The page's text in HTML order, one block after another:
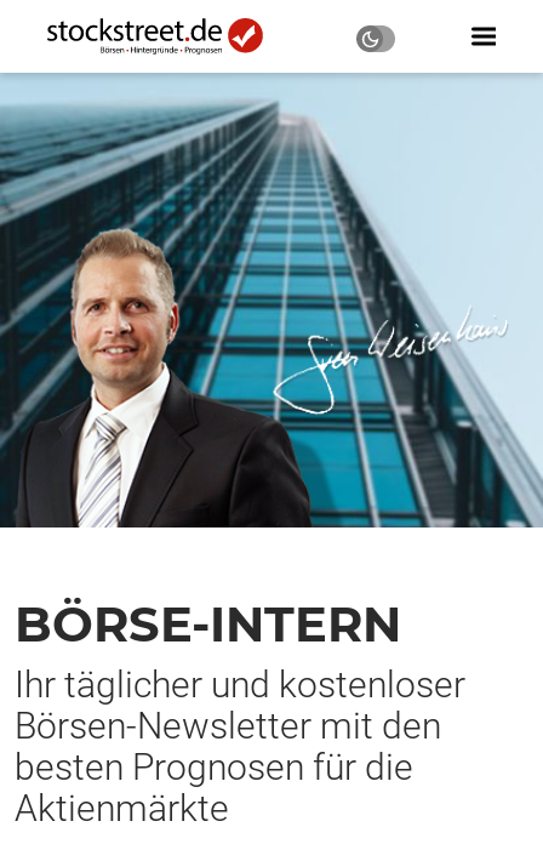
BÖRSE-INTERN
Ihr täglicher und kostenloser
Börsen-Newsletter mit den
besten Prognosen für die
Aktienmärkte